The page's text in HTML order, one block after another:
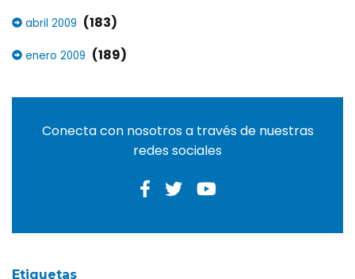
abril 2009 (183)
enero 2009 (189)
Conecta con nosotros a través de nuestras
redes sociales
Etiquetas